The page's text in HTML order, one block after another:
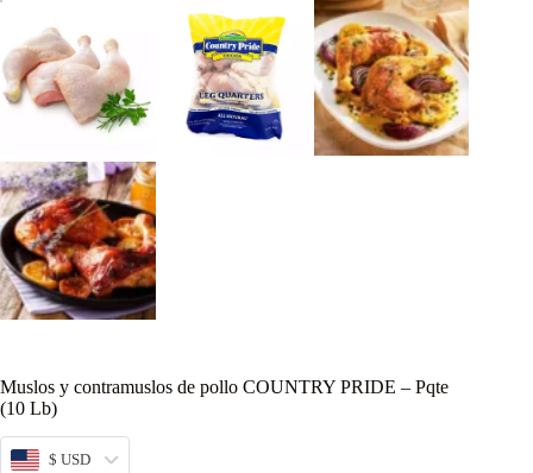
Muslos y contramuslos de pollo COUNTRY PRIDE – Pqte
(10 Lb)
$ USD